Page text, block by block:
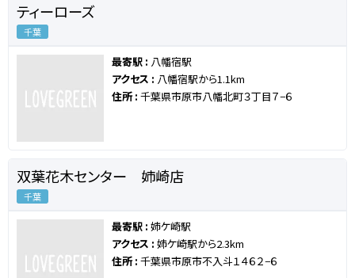
ティーローズ
千葉
最寄駅 : 八幡宿駅
アクセス : 八幡宿駅から1.1km
住所 : 千葉県市原市八幡北町３丁目７−６
双葉花木センター 姉崎店
千葉
最寄駅 : 姉ケ崎駅
アクセス : 姉ケ崎駅から2.3km
住所 : 千葉県市原市不入斗１４６２−６